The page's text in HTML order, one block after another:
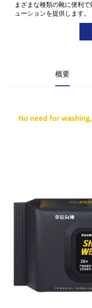
まざまな種類の靴に便利
ューションを提供します。
概要